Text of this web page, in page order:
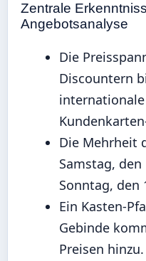
Zentrale
Angebotsanalyse
Die
Discountern
Die Mehrheit
Samstag,
Sonntag, den
Ein Kasten-
Gebinde
Preisen hinzu.